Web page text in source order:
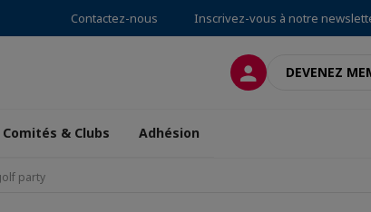
Contactez-nous Inscrivez-vous à notre
CONNEXION
DEVENEZ
Comités & Clubs Adhésion
party